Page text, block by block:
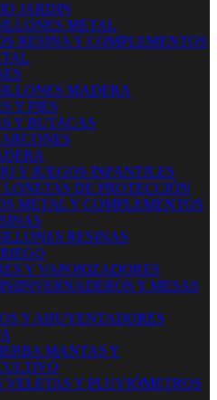
JARDIN
METAL
RESINA Y COMPLEMENTOS
MADERA
Y PIES
Y BUTACAS
Y JUEGOS INFANTILES
DE PROTECCIÓN
METAL Y COMPLEMENTOS
RESINAS
Y VAPORIZADORES
Y MESAS
Y AHUYENTADORES
MANTAS Y
VELETAS Y PLUVIÓMETROS